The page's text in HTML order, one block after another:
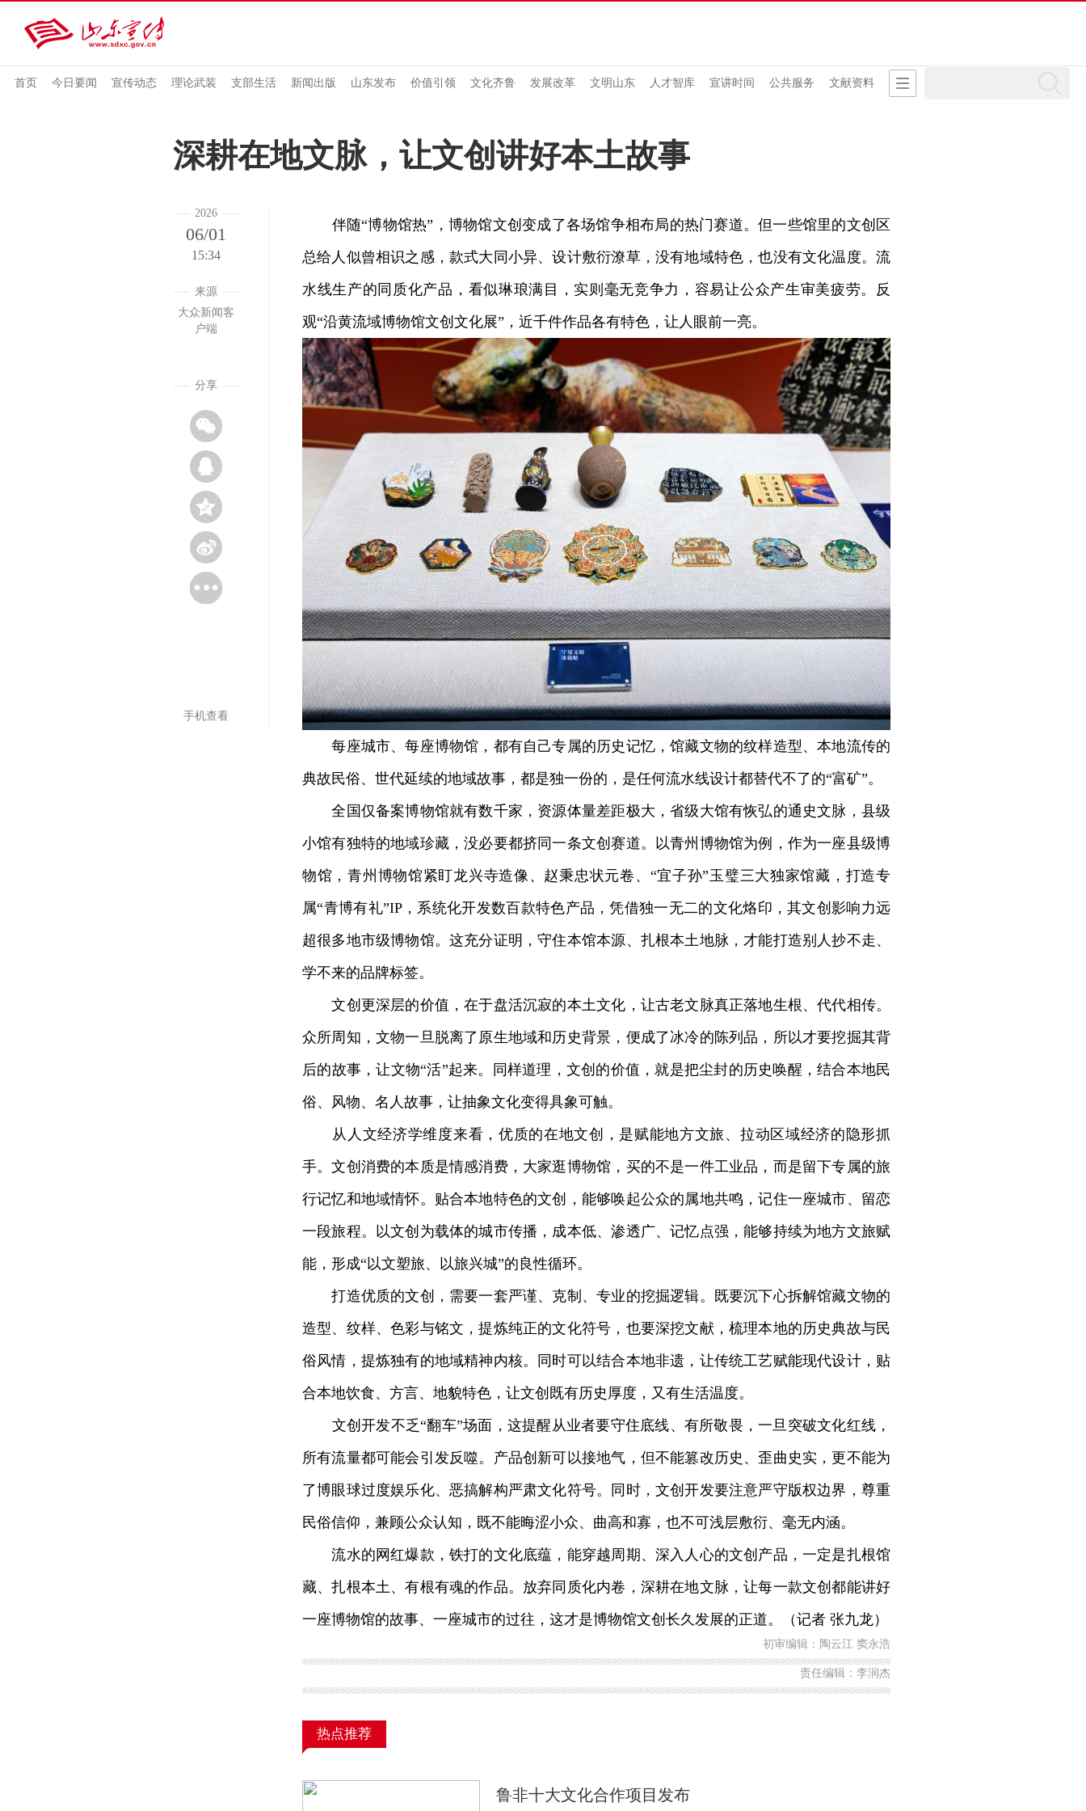
首页 今日要闻 宣传动态 理论武装 支部生活 新闻出版 山东发布 价值引领 文化齐鲁 发展改革 文明山东 人才智库 宣讲时间 公共服务 文献资料
深耕在地文脉，让文创讲好本土故事
2026
06/01
15:34
来源
大众新闻客
户端
分享
手机查看
伴随“博物馆热”，博物馆文创变成了各场馆争相布局的热门赛道。但一些馆里的文创区
总给人似曾相识之感，款式大同小异、设计敷衍潦草，没有地域特色，也没有文化温度。流
水线生产的同质化产品，看似琳琅满目，实则毫无竞争力，容易让公众产生审美疲劳。反
观“沿黄流域博物馆文创文化展”，近千件作品各有特色，让人眼前一亮。
每座城市、每座博物馆，都有自己专属的历史记忆，馆藏文物的纹样造型、本地流传的
典故民俗、世代延续的地域故事，都是独一份的，是任何流水线设计都替代不了的“富矿”。
全国仅备案博物馆就有数千家，资源体量差距极大，省级大馆有恢弘的通史文脉，县级
小馆有独特的地域珍藏，没必要都挤同一条文创赛道。以青州博物馆为例，作为一座县级博
物馆，青州博物馆紧盯龙兴寺造像、赵秉忠状元卷、“宜子孙”玉璧三大独家馆藏，打造专
属“青博有礼”IP，系统化开发数百款特色产品，凭借独一无二的文化烙印，其文创影响力远
超很多地市级博物馆。这充分证明，守住本馆本源、扎根本土地脉，才能打造别人抄不走、
学不来的品牌标签。
文创更深层的价值，在于盘活沉寂的本土文化，让古老文脉真正落地生根、代代相传。
众所周知，文物一旦脱离了原生地域和历史背景，便成了冰冷的陈列品，所以才要挖掘其背
后的故事，让文物“活”起来。同样道理，文创的价值，就是把尘封的历史唤醒，结合本地民
俗、风物、名人故事，让抽象文化变得具象可触。
从人文经济学维度来看，优质的在地文创，是赋能地方文旅、拉动区域经济的隐形抓
手。文创消费的本质是情感消费，大家逛博物馆，买的不是一件工业品，而是留下专属的旅
行记忆和地域情怀。贴合本地特色的文创，能够唤起公众的属地共鸣，记住一座城市、留恋
一段旅程。以文创为载体的城市传播，成本低、渗透广、记忆点强，能够持续为地方文旅赋
能，形成“以文塑旅、以旅兴城”的良性循环。
打造优质的文创，需要一套严谨、克制、专业的挖掘逻辑。既要沉下心拆解馆藏文物的
造型、纹样、色彩与铭文，提炼纯正的文化符号，也要深挖文献，梳理本地的历史典故与民
俗风情，提炼独有的地域精神内核。同时可以结合本地非遗，让传统工艺赋能现代设计，贴
合本地饮食、方言、地貌特色，让文创既有历史厚度，又有生活温度。
文创开发不乏“翻车”场面，这提醒从业者要守住底线、有所敬畏，一旦突破文化红线，
所有流量都可能会引发反噬。产品创新可以接地气，但不能篡改历史、歪曲史实，更不能为
了博眼球过度娱乐化、恶搞解构严肃文化符号。同时，文创开发要注意严守版权边界，尊重
民俗信仰，兼顾公众认知，既不能晦涩小众、曲高和寡，也不可浅层敷衍、毫无内涵。
流水的网红爆款，铁打的文化底蕴，能穿越周期、深入人心的文创产品，一定是扎根馆
藏、扎根本土、有根有魂的作品。放弃同质化内卷，深耕在地文脉，让每一款文创都能讲好
一座博物馆的故事、一座城市的过往，这才是博物馆文创长久发展的正道。（记者 张九龙）
初审编辑：陶云江 窦永浩
责任编辑：李润杰
热点推荐
鲁非十大文化合作项目发布